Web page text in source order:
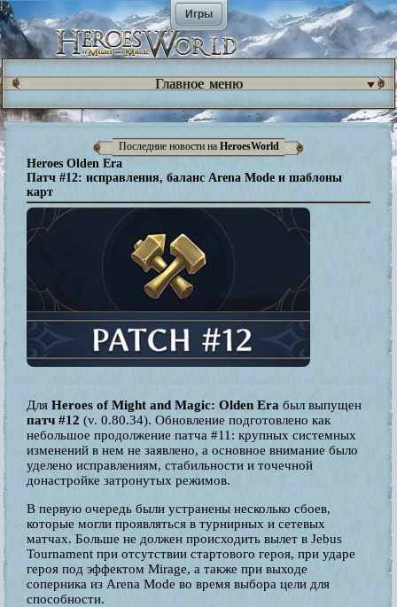
Игры
Главное меню
Последние новости на HeroesWorld
Heroes Olden Era
Патч #12: исправления, баланс Arena Mode и шаблоны
карт
Для Heroes of Might and Magic: Olden Era был выпущен
патч #12 (v. 0.80.34). Обновление подготовлено как
небольшое продолжение патча #11: крупных системных
изменений в нем не заявлено, а основное внимание было
уделено исправлениям, стабильности и точечной
донастройке затронутых режимов.
В первую очередь были устранены несколько сбоев,
которые могли проявляться в турнирных и сетевых
матчах. Больше не должен происходить вылет в Jebus
Tournament при отсутствии стартового героя, при ударе
героя под эффектом Mirage, а также при выходе
соперника из Arena Mode во время выбора цели для
способности.